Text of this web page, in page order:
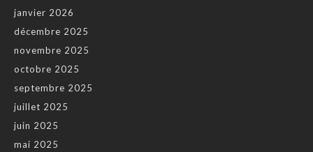
janvier 2026
décembre 2025
novembre 2025
octobre 2025
septembre 2025
juillet 2025
juin 2025
mai 2025